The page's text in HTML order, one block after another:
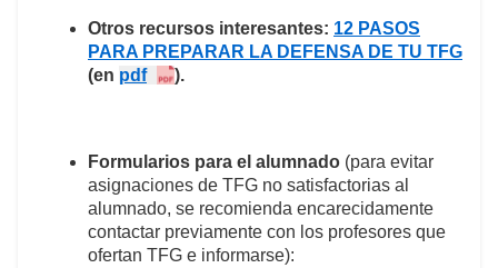
Otros recursos interesantes: 12 PASOS
PARA PREPARAR LA DEFENSA DE TU TFG
(en pdf ).
Formularios para el alumnado (para evitar
asignaciones de TFG no satisfactorias al
alumnado, se recomienda encarecidamente
contactar previamente con los profesores que
ofertan TFG e informarse):